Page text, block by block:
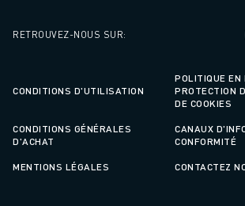
RETROUVEZ-NOUS SUR:
CONDITIONS D'UTILISATION
POLITIQUE EN
PROTECTION
DE COOKIES
CONDITIONS GÉNÉRALES
D'ACHAT
CANAUX
CONFORMITÉ
MENTIONS LÉGALES CONTACTEZ